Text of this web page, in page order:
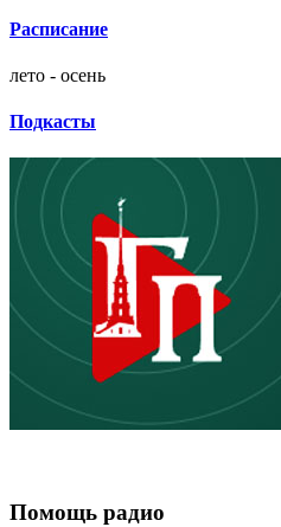
Расписание
лето - осень
Подкасты
Помощь радио